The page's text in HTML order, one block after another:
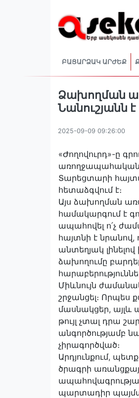
ԲԱՑԱՐՁԱԿ ԱՐԺԵՔ
Ձախողման
Նանուշյանն է
2025-09-09 09:26:00
«Ժողովուրդ»-ը
առողջապահական
Տարեցտարի
հետաձգվում է։
Այս ձախողման
համակարգում է
ապահովել ո՛չ
հայտնի է
անտեղյակ լինելով
ձախողումը
Միևնույն
շրջանցել։
մասնակցեր,
թույլ չտալ դրա
անգործությամբ
չիրագործված։
Արդյունքում,
ծրագրի
պարտադիր